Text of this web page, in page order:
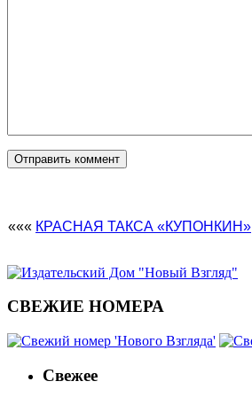
««« КРАСНАЯ ТАКСА «КУПОНКИН»
СВЕЖИЕ НОМЕРА
Свежее